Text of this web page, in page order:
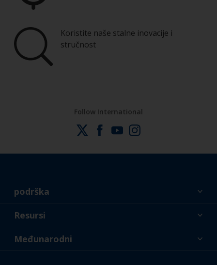
Koristite naše stalne inovacije i
stručnost
Follow International
podrška
O nama
Resursi
Novosti
Međunarodni